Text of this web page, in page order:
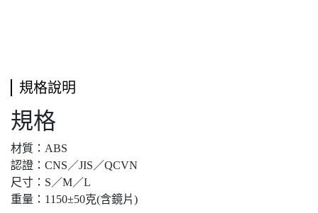
規格說明
規格
材質：ABS
認證：CNS／JIS／QCVN
尺寸：S／M／L
重量：1150±50克(含鏡片)